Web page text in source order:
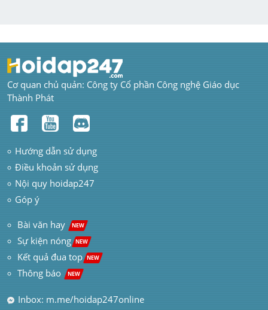
Cơ quan chủ quản: Công ty Cổ phần Công nghệ Giáo dục
Thành Phát
Hướng dẫn sử dụng
Điều khoản sử dụng
Nội quy hoidap247
Góp ý
Bài văn hay NEW
Sự kiện nóng NEW
Kết quả đua top NEW
Thông báo NEW
Inbox: m.me/hoidap247online